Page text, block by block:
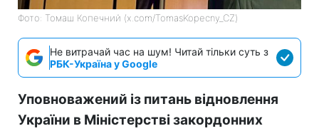
Фото: Томаш Копечний (x.com/TomasKopecny_CZ)
Не витрачай час на шум! Читай тільки суть з
РБК-Україна у Google
Уповноважений із питань відновлення
України в Міністерстві закордонних